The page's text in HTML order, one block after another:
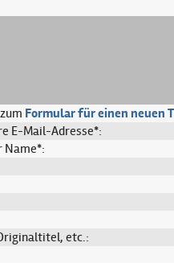
Formular für einen neuen
E-Mail-Adresse*:
Name*:
etc.: